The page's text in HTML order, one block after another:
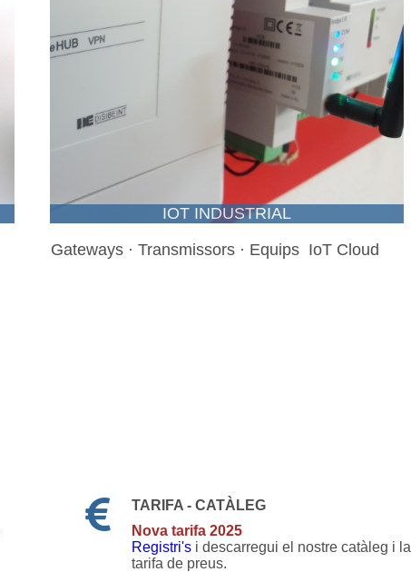
IOT INDUSTRIAL
Gateways · Transmissors · Equips IoT Cloud
TARIFA - CATÀLEG
Nova tarifa 2025
Registri's i descarregui el nostre catàleg i la
tarifa de preus.